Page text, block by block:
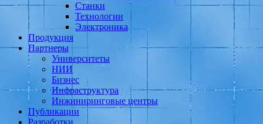
Станки
Технологии
Электроника
Продукция
Партнеры
Университеты
НИИ
Бизнес
Инфраструктура
Инжиниринговые центры
Публикации